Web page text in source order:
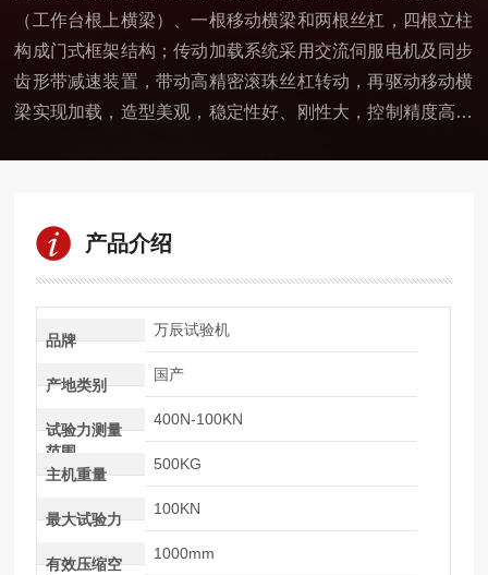
（工作台根上横梁）、一根移动横梁和两根丝杠，四根立柱
构成门式框架结构；传动加载系统采用交流伺服电机及同步
齿形带减速装置，带动高精密滚珠丝杠转动，再驱动移动横
梁实现加载，造型美观，稳定性好、刚性大，控制精度高、
产品介绍
品牌
万辰试验机
产地类别
国产
试验力测量
范围
400N-100KN
主机重量
500KG
最大试验力
100KN
有效压缩空
1000mm